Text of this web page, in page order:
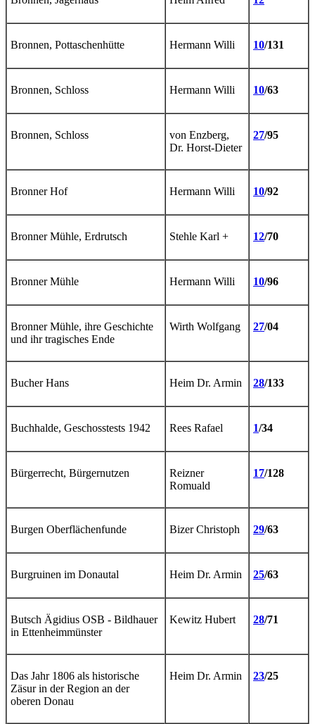
Bronnen, Pottaschenhütte Hermann Willi 10/131
Bronnen, Schloss Hermann Willi 10/63
Bronnen, Schloss
von Enzberg,
Dr. Horst-Dieter
27/95
Bronner Hof Hermann Willi 10/92
Bronner Mühle, Erdrutsch Stehle Karl + 12/70
Bronner Mühle Hermann Willi 10/96
Bronner Mühle, ihre Geschichte
und ihr tragisches Ende
Wirth Wolfgang 27/04
Bucher Hans Heim Dr. Armin 28/133
Buchhalde, Geschosstests 1942 Rees Rafael 1/34
Bürgerrecht, Bürgernutzen
Reizner
Romuald
17/128
Burgen Oberflächenfunde Bizer Christoph 29/63
Burgruinen im Donautal Heim Dr. Armin 25/63
Butsch Ägidius OSB - Bildhauer
in Ettenheimmünster
Kewitz Hubert 28/71
Das Jahr 1806 als historische
Zäsur in der Region an der
oberen Donau
Heim Dr. Armin 23/25